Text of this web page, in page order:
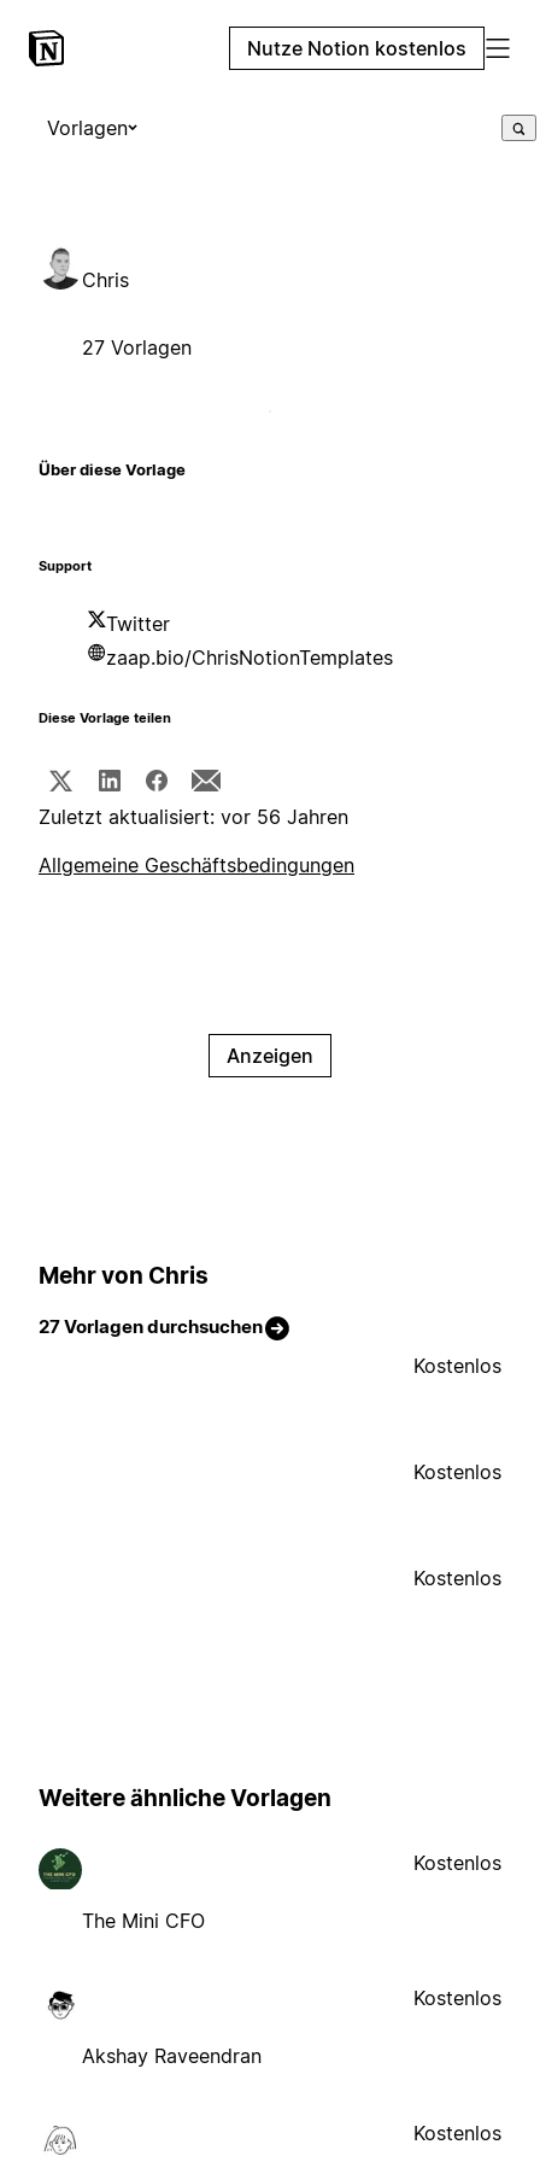
Nutze Notion kostenlos
Vorlagen
Chris
27 Vorlagen
Über diese Vorlage
Support
Twitter
zaap.bio/ChrisNotionTemplates
Diese Vorlage teilen
Zuletzt aktualisiert: vor 56 Jahren
Allgemeine Geschäftsbedingungen
Anzeigen
Mehr von Chris
27 Vorlagen durchsuchen
Kostenlos
Kostenlos
Kostenlos
Weitere ähnliche Vorlagen
The Mini CFO
Kostenlos
Akshay Raveendran
Kostenlos
Kostenlos